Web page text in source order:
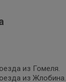
из Гомеля.
из Жлобина.